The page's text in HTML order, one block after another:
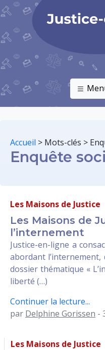
Accueil > Mots-clés >
Enquête
Les Maisons de Justice
Les Maisons de
l’internement
Justice-en-ligne a
abordant
dossier thématique «
liberté (…)
Continuer la lecture...
par Delphine Gorissen -
Les Maisons de Justice